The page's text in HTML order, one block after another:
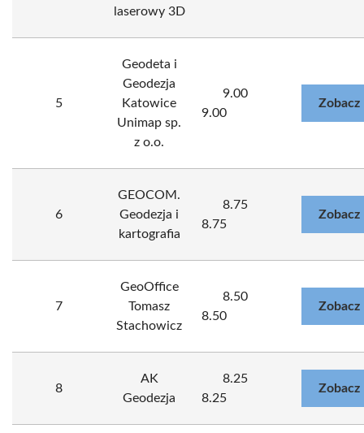
laserowy 3D
5
Geodeta i
Geodezja
Katowice
Unimap sp.
z o.o.
9.00
9.00
Zobacz
6
GEOCOM.
Geodezja i
kartografia
8.75
8.75
Zobacz
7
GeoOffice
Tomasz
Stachowicz
8.50
8.50
Zobacz
8
AK
Geodezja
8.25
8.25
Zobacz